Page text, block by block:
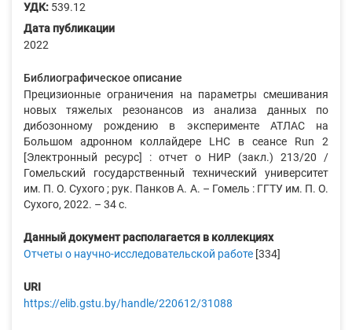
УДК: 539.12
Дата публикации
2022
Библиографическое описание
Прецизионные ограничения на параметры смешивания
новых тяжелых резонансов из анализа данных по
дибозонному рождению в эксперименте АТЛАС на
Большом адронном коллайдере LHC в сеансе Run 2
[Электронный ресурс] : отчет о НИР (закл.) 213/20 /
Гомельский государственный технический университет
им. П. О. Сухого ; рук. Панков А. А. – Гомель : ГГТУ им. П. О.
Сухого, 2022. – 34 с.
Данный документ располагается в коллекциях
Отчеты о научно-исследовательской работе [334]
URI
https://elib.gstu.by/handle/220612/31088